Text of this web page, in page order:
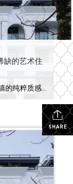
缺的艺术住
温西地标新貌：Raphael 大理石外墙的纯粹质感，赋予 West 10th 街区独有的高贵气息。 Point Grey · Kitsilano · Dunbar 温西三大顶尖社区汇流，淬炼出一座住宅艺术杰作。 永恒设计的现代演绎 由 Rafii Architects 倾力构思，现代简约与传统建筑风格在此深度交融，焕发出欧式美学的独特神韵。建筑主体秉承现代设计准则，全大理石外立面辅以古典立柱与超大落地窗，视觉震撼且不失优雅。此外，精心策划的底层零售空间为街区注入了灵动活力，温情迎接每一位归家之人。 享誉全球的高尚生活方式， 温哥华的动人时刻，自此开启。 在 Raphael，置身温西生活核心，遇见自然与奢华的完美交汇。 Kitsilano、Dunbar 和 Point Grey 以其林荫掩映、风景如画的住宅区著称。在这里，穿行于静谧街道与漫步海滩同样令人心旷神怡。 Spanish Banks、温哥华市中心及 Granville Island 触手可及。遍布街区的餐饮、购物与年度节日庆典，为 West 4th、West Broadway 和 Dunbar 注入了无限生机。这里是邻里文化与社区性格的完美缩影。 项目基本信息 （updated on Feb 9, 2026) 限时优惠进行中，欢迎咨询 Ardis 垂询详情 开发商：Landa 成交年份：2025 […]
SHARE